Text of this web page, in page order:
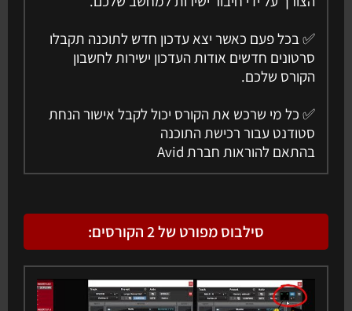
✅ בכל פעם כאשר יצא עדכון חדש לתוכנה תקבלו
סרטונים חדשים אודות העדכון ישירות לחשבון
הקורס שלכם.
✅ כל מי שרכש את הקורס יכול לקבל אישור הנחת
סטודנט עבור רכישת התוכנה
בהתאם להוראות חברת Avid
סילבוס מפורט של 2 הקורסים: